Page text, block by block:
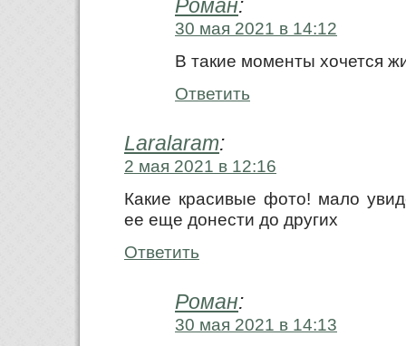
Роман:
30 мая 2021 в 14:12
В такие моменты хочется
Ответить
Laralaram:
2 мая 2021 в 12:16
Какие красивые фото! мало
ее еще донести до других
Ответить
Роман:
30 мая 2021 в 14:13